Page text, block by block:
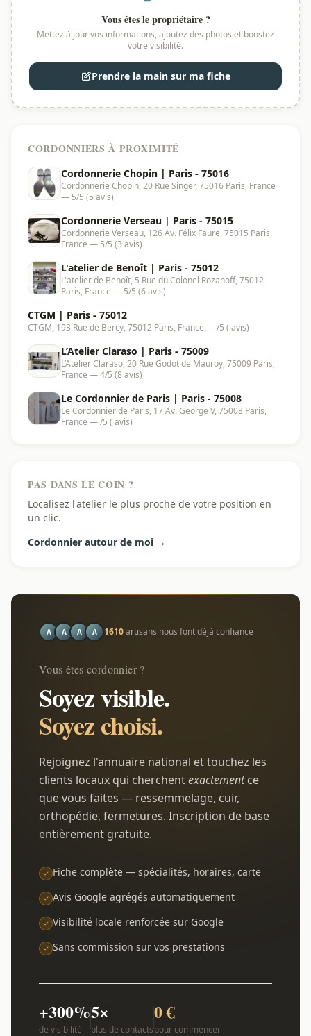
Vous êtes le propriétaire ?
Mettez à jour vos informations, ajoutez des photos et boostez
votre visibilité.
Prendre la main sur ma fiche
CORDONNIERS À PROXIMITÉ
Cordonnerie Chopin | Paris - 75016
Cordonnerie Chopin, 20 Rue Singer, 75016 Paris, France
— 5/5 (5 avis)
Cordonnerie Verseau | Paris - 75015
Cordonnerie Verseau, 126 Av. Félix Faure, 75015 Paris,
France — 5/5 (3 avis)
L'atelier de Benoît | Paris - 75012
L'atelier de Benoît, 5 Rue du Colonel Rozanoff, 75012
Paris, France — 5/5 (6 avis)
CTGM | Paris - 75012
CTGM, 193 Rue de Bercy, 75012 Paris, France — /5 ( avis)
L’Atelier Claraso | Paris - 75009
L’Atelier Claraso, 20 Rue Godot de Mauroy, 75009 Paris,
France — 4/5 (8 avis)
Le Cordonnier de Paris | Paris - 75008
Le Cordonnier de Paris, 17 Av. George V, 75008 Paris,
France — /5 ( avis)
PAS DANS LE COIN ?
Localisez l'atelier le plus proche de votre position en
un clic.
Cordonnier autour de moi →
A A A A 1610artisans nous font déjà confiance
Vous êtes cordonnier ?
Soyez visible.
Soyez choisi.
Rejoignez l'annuaire national et touchez les
clients locaux qui cherchentexactementce
que vous faites — ressemmelage, cuir,
orthopédie, fermetures. Inscription de base
entièrement gratuite.
Fiche complète — spécialités, horaires, carte
Avis Google agrégés automatiquement
Visibilité locale renforcée sur Google
Sans commission sur vos prestations
+300%
de visibilité
5×
plus de contacts
0 €
pour commencer